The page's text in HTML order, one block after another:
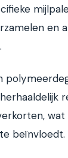
en
wat
beïnvloedt.